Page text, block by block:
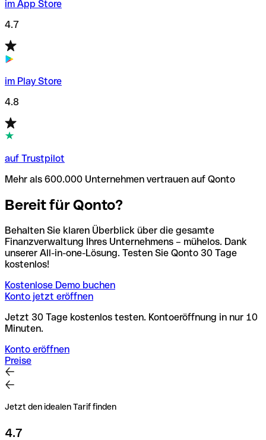
im App Store
4.7
im Play Store
4.8
auf Trustpilot
Mehr als 600.000 Unternehmen vertrauen auf Qonto
Bereit für Qonto?
Behalten Sie klaren Überblick über die gesamte
Finanzverwaltung Ihres Unternehmens – mühelos. Dank
unserer All-in-one-Lösung. Testen Sie Qonto 30 Tage
kostenlos!
Kostenlose Demo buchen
Konto jetzt eröffnen
Jetzt 30 Tage kostenlos testen. Kontoeröffnung in nur 10
Minuten.
Konto eröffnen
Preise
Jetzt den idealen Tarif finden
4.7